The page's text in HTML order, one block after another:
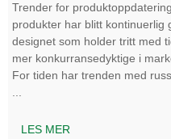
Trender for
produkter har blitt kontinuerlig
designet som holder tritt med
mer konkurransedyktige i
For tiden har trenden med
LES MER